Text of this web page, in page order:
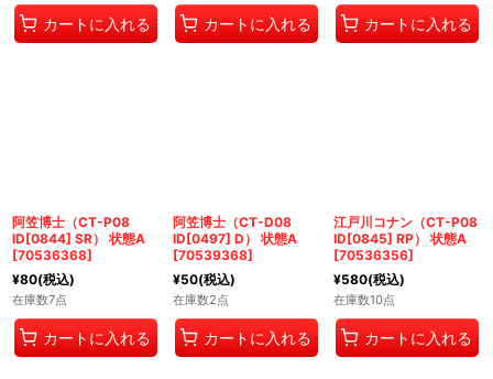
カートに入れる カートに入れる カートに入れる
阿笠博士（CT-P08
ID[0844] SR） 状態A
[70536368]
¥80(税込)
在庫数7点
カートに入れる
阿笠博士（CT-D08
ID[0497] D） 状態A
[70539368]
¥50(税込)
在庫数2点
カートに入れる
江戸川コナン（CT-P08
ID[0845] RP） 状態A
[70536356]
¥580(税込)
在庫数10点
カートに入れる